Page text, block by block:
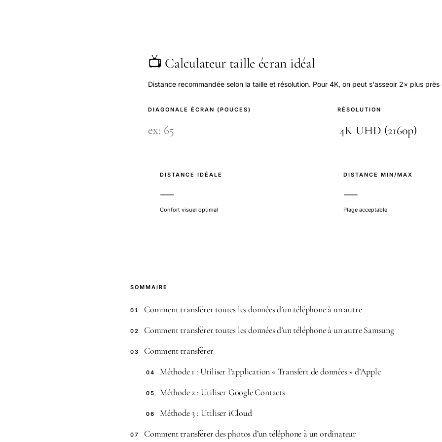
📺 Calculateur taille écran idéal
Distance recommandée selon la taille et résolution. Pour 4K, on peut s'asseoir 2× plus près
DIAGONALE ÉCRAN (POUCES) RÉSOLUTION
DISTANCE IDÉALE
—
Confort visuel optimal
DISTANCE MIN/MAX
—
Plage acceptable
SOMMAIRE
01 Comment transférer toutes les données d’un téléphone à un autre
02 Comment transférer toutes les données d’un téléphone à un autre Samsung
03 Comment transférer
04 Méthode 1 : Utiliser l’application « Transfert de données » d’Apple
05 Méthode 2 : Utiliser Google Contacts
06 Méthode 3 : Utiliser iCloud
07 Comment transférer des photos d’un téléphone à un ordinateur